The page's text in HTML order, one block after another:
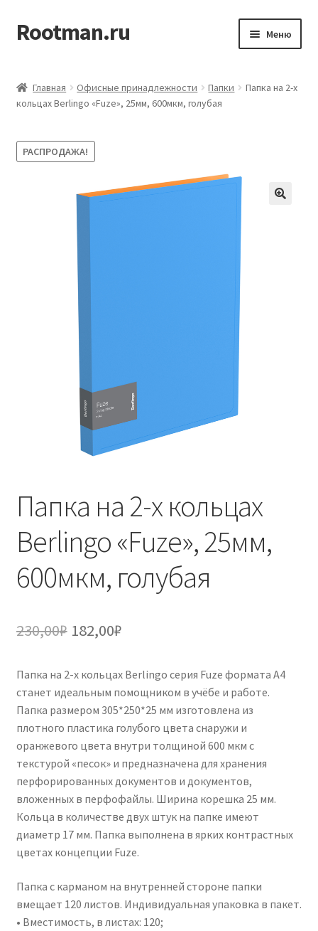
Перейти
к
Перейти
к
Rootman.ru Меню
Офисные принадлежности
Бумажная продукция для офиса
Главная Офисные принадлежности Папки
Папка на 2-х
кольцах Berlingo «Fuze», 25мм, 600мкм, голубая
РАСПРОДАЖА!
Папка на 2-х кольцах
Berlingo «Fuze», 25мм,
600мкм, голубая
230,00₽ Первоначальная
составляла
230,00₽.
182,00₽Текущая
182,00₽.
Папка на 2-х кольцах Berlingo серия Fuze формата А4
станет идеальным помощником в учёбе и работе.
Папка размером 305*250*25 мм изготовлена из
плотного пластика голубого цвета снаружи и
оранжевого цвета внутри толщиной 600 мкм с
текстурой «песок» и предназначена для хранения
перфорированных документов и документов,
вложенных в перфофайлы. Ширина корешка 25 мм.
Кольца в количестве двух штук на папке имеют
диаметр 17 мм. Папка выполнена в ярких контрастных
цветах концепции Fuze.
Папка с карманом на внутренней стороне папки
вмещает 120 листов. Индивидуальная упаковка в пакет.
• Вместимость, в листах: 120;